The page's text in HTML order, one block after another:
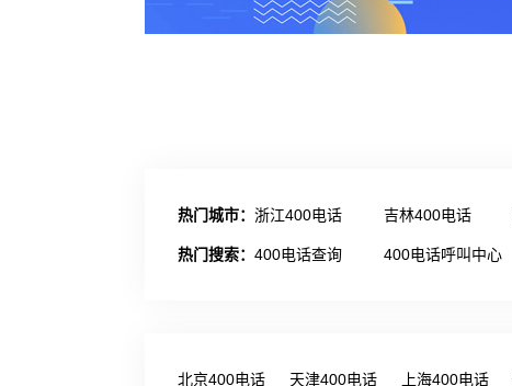
热门城市： 浙江400电话 吉林400电话
热门搜索： 400电话查询 400电话呼叫中心
北京400电话 天津400电话 上海400电话